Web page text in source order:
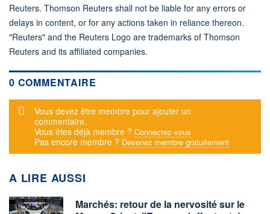
Reuters. Thomson Reuters shall not be liable for any errors or
delays in content, or for any actions taken in reliance thereon.
"Reuters" and the Reuters Logo are trademarks of Thomson
Reuters and its affiliated companies.
0 COMMENTAIRE
Message d'alerte
Vous devez être membre pour ajouter un
commentaire.
Vous êtes déjà membre ? Connectez-vous
Pas encore membre ? Devenez membre gratuitement
A LIRE AUSSI
Marchés: retour de la nervosité sur le